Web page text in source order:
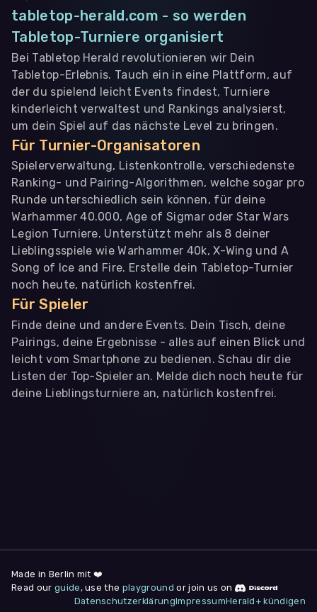
tabletop-herald.com - so werden
Tabletop-Turniere organisiert
Bei Tabletop Herald revolutionieren wir Dein
Tabletop-Erlebnis. Tauch ein in eine Plattform, auf
der du spielend leicht Events findest, Turniere
kinderleicht verwaltest und Rankings analysierst,
um dein Spiel auf das nächste Level zu bringen.
Für Turnier-Organisatoren
Spielerverwaltung, Listenkontrolle, verschiedenste
Ranking- und Pairing-Algorithmen, welche sogar pro
Runde unterschiedlich sein können, für deine
Warhammer 40.000, Age of Sigmar oder Star Wars
Legion Turniere. Unterstützt mehr als 8 deiner
Lieblingsspiele wie Warhammer 40k, X-Wing und A
Song of Ice and Fire. Erstelle dein Tabletop-Turnier
noch heute, natürlich kostenfrei.
Für Spieler
Finde deine und andere Events. Dein Tisch, deine
Pairings, deine Ergebnisse - alles auf einen Blick und
leicht vom Smartphone zu bedienen. Schau dir die
Listen der Top-Spieler an. Melde dich noch heute für
deine Lieblingsturniere an, natürlich kostenfrei.
deine Zustimmung jederzeit unter "
am Seitenende widerrufen.
Made in Berlin mit ❤️
Read our guide , use the playground or join us on
DatenschutzerklärungImpressumHerald+ kündigen